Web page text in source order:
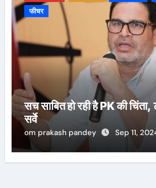
फीचर
सच साबित हो रही है PK की
सर्वे
om prakash pandey Sep 11,